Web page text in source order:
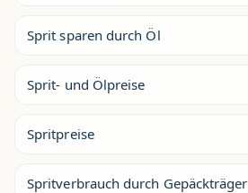
Sprit sparen durch Öl
Sprit- und Ölpreise
Spritpreise
Spritverbrauch durch Gepäckträger